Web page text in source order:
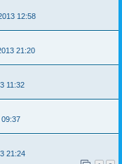
12:58
21:20
11:32
09:37
21:24